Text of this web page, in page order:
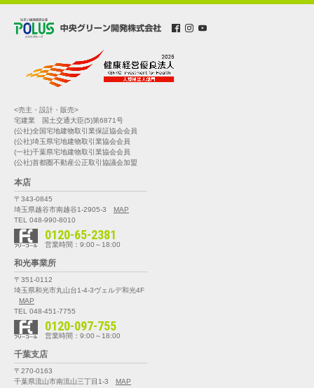
<売主・設計・販売>
宅建業 国土交通大臣(5)第6871号
(公社)全国宅地建物取引業保証協会会員
(公社)埼玉県宅地建物取引業協会会員
(一社)千葉県宅地建物取引業協会会員
(公社)首都圏不動産公正取引協議会加盟
本店
〒343-0845
埼玉県越谷市南越谷1-2905-3
MAP
TEL 048-990-8010
0120-65-2381
営業時間：9:00～18:00
和光事業所
〒351-0112
埼玉県和光市丸山台1-4-3ヴェルデ和光4F
MAP
TEL 048-451-7755
0120-097-755
営業時間：9:00～18:00
千葉支店
〒270-0163
千葉県流山市南流山三丁目1-3
MAP